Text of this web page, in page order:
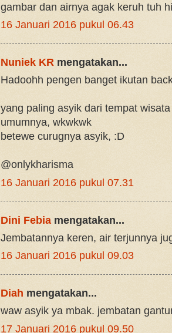
gambar dan airnya agak keruh tuh
16 Januari 2016 pukul 06.43
Nuniek KR mengatakan...
Hadoohh pengen banget ikutan
yang paling asyik dari tempat
umumnya, wkwkwk
betewe curugnya asyik, :D
@onlykharisma
16 Januari 2016 pukul 07.31
Dini Febiamengatakan...
Jembatannya keren, air terjunnya
16 Januari 2016 pukul 09.03
Diah mengatakan...
waw asyik ya mbak. jembatan
17 Januari 2016 pukul 09.50